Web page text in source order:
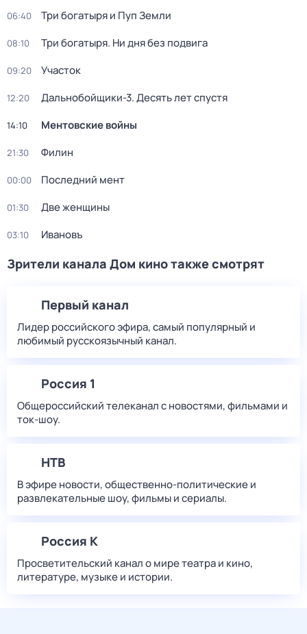
06:40 Три богатыря и Пуп Земли
08:10 Три богатыря. Ни дня без подвига
09:20 Участок
12:20 Дальнобойщики-3. Десять лет спустя
14:10 Ментовские войны
21:30 Филин
00:00 Последний мент
01:30 Две женщины
03:10 Ивановъ
Зрители канала Дом кино также смотрят
Первый канал
Лидер российского эфира, самый популярный и
любимый русскоязычный канал.
Россия 1
Общероссийский телеканал с новостями, фильмами и
ток-шоу.
НТВ
В эфире новости, общественно-политические и
развлекательные шоу, фильмы и сериалы.
Россия К
Просветительский канал о мире театра и кино,
литературе, музыке и истории.